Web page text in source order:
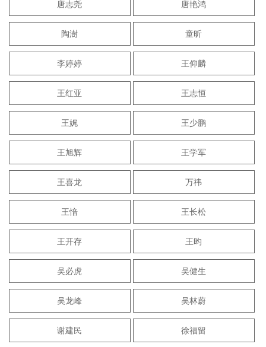
唐志尧 唐艳鸿
陶澍 童昕
李婷婷 王仰麟
王红亚 王志恒
王娓 王少鹏
王旭辉 王学军
王喜龙 万祎
王愔 王长松
王开存 王昀
吴必虎 吴健生
吴龙峰 吴林蔚
谢建民 徐福留